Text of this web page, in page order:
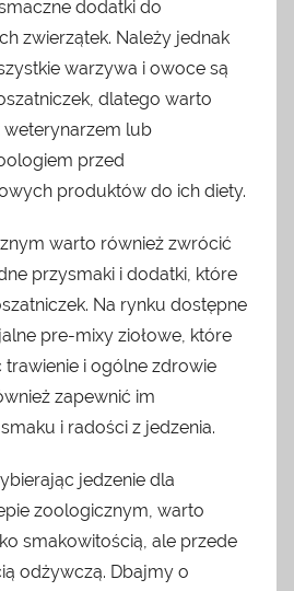
dodatki do
zwierzątek. Należy jednak
warzywa i owoce są
dlatego warto
lub
przed
produktów do ich diety.
warto również zwrócić
przysmaki i dodatki, które
Na rynku dostępne
pre-mixy ziołowe, które
i ogólne zdrowie
zapewnić im
i radości z jedzenia.
jedzenie dla
zoologicznym, warto
smakowitością, ale przede
odżywczą. Dbajmy o